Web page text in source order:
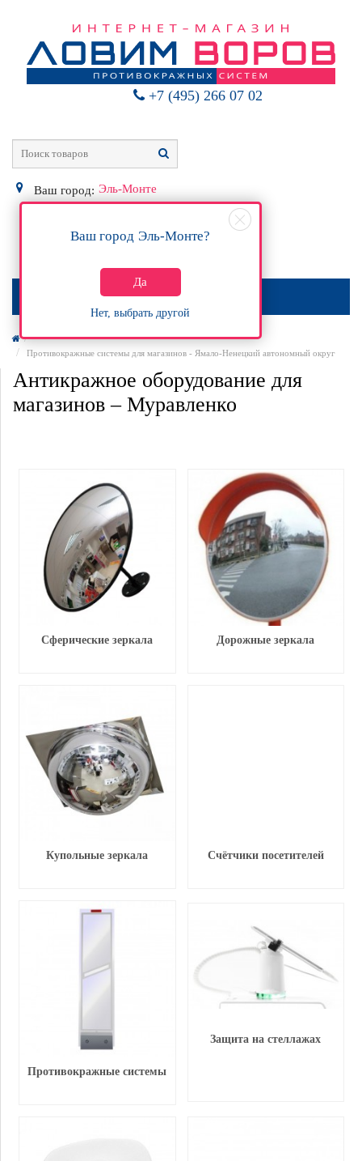
+7 (495) 266 07 02
Ваш город: Эль-Монте
Ваш город Эль-Монте?
Да
Нет, выбрать другой
0Р
МЕНЮ
Противокражные системы для магазинов - Ямало-Ненецкий автономный округ
Антикражное оборудование для
магазинов – Муравленко
Сферические зеркала Дорожные зеркала
Купольные зеркала Счётчики посетителей
Противокражные системы
Защита на стеллажах